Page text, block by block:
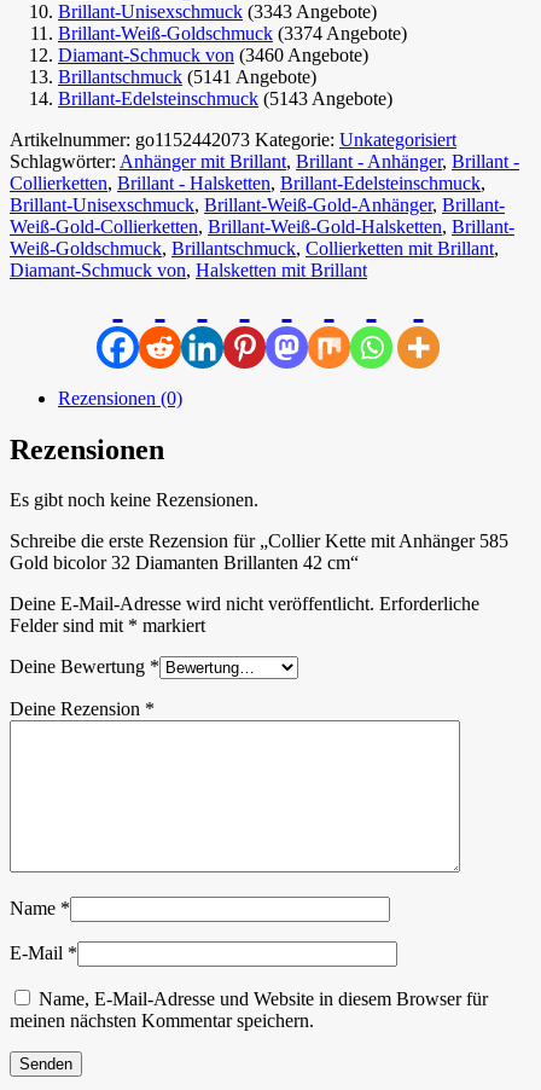
Brillant-Unisexschmuck (3343 Angebote)
Brillant-Weiß-Goldschmuck (3374 Angebote)
Diamant-Schmuck von (3460 Angebote)
Brillantschmuck (5141 Angebote)
Brillant-Edelsteinschmuck (5143 Angebote)
Artikelnummer: go1152442073 Kategorie: Unkategorisiert
Schlagwörter: Anhänger mit Brillant, Brillant - Anhänger, Brillant -
Collierketten, Brillant - Halsketten, Brillant-Edelsteinschmuck,
Brillant-Unisexschmuck, Brillant-Weiß-Gold-Anhänger, Brillant-
Weiß-Gold-Collierketten, Brillant-Weiß-Gold-Halsketten, Brillant-
Weiß-Goldschmuck, Brillantschmuck, Collierketten mit Brillant,
Diamant-Schmuck von, Halsketten mit Brillant
Rezensionen (0)
Rezensionen
Es gibt noch keine Rezensionen.
Schreibe die erste Rezension für „Collier Kette mit Anhänger 585
Gold bicolor 32 Diamanten Brillanten 42 cm“
Deine E-Mail-Adresse wird nicht veröffentlicht. Erforderliche
Felder sind mit * markiert
Deine Bewertung *
Deine Rezension *
Name *
E-Mail *
Name, E-Mail-Adresse und Website in diesem Browser für
meinen nächsten Kommentar speichern.